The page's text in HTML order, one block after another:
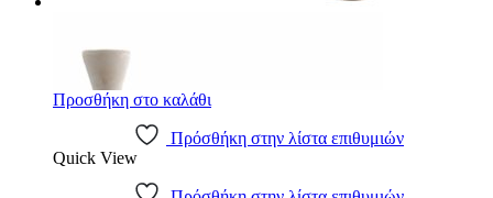
Προσθήκη στο καλάθι
Πρόσθήκη στην λίστα επιθυμιών
Quick View